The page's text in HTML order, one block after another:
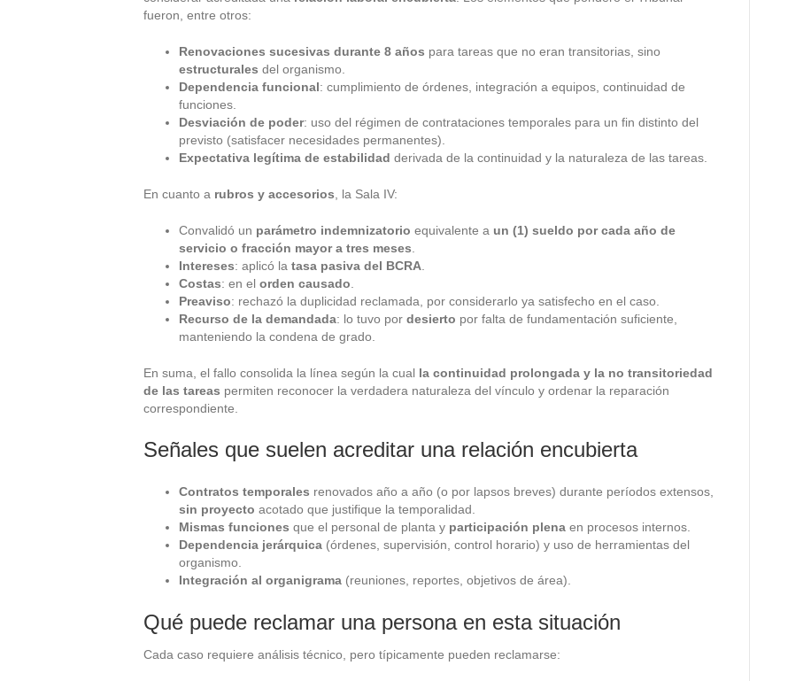
fueron, entre otros:
Renovaciones sucesivas durante 8 años para tareas que no eran transitorias, sino
estructurales del organismo.
Dependencia funcional: cumplimiento de órdenes, integración a equipos, continuidad de
funciones.
Desviación de poder: uso del régimen de contrataciones temporales para un fin distinto del
previsto (satisfacer necesidades permanentes).
Expectativa legítima de estabilidad derivada de la continuidad y la naturaleza de las tareas.
En cuanto a rubros y accesorios , la Sala IV:
Convalidó un parámetro indemnizatorio equivalente a un (1) sueldo por cada año de
servicio o fracción mayor a tres meses
Intereses: aplicó la tasa pasiva del BCRA
Costas: en el orden causado
Preaviso: rechazó la duplicidad reclamada, por considerarlo ya satisfecho en el caso.
Recurso de la demandada: lo tuvo por desierto por falta de fundamentación suficiente,
manteniendo la condena de grado.
En suma, el fallo consolida la línea según la cual la continuidad prolongada y la no transitoriedad
de las tareas permiten reconocer la verdadera naturaleza del vínculo y ordenar la reparación
correspondiente.
Señales que suelen acreditar una relación encubierta
Contratos temporales renovados año a año (o por lapsos breves) durante períodos extensos,
sin proyecto acotado que justifique la temporalidad.
Mismas funciones que el personal de planta y participación plena en procesos internos.
Dependencia jerárquica (órdenes, supervisión, control horario) y uso de herramientas del
organismo.
Integración al organigrama (reuniones, reportes, objetivos de área).
Qué puede reclamar una persona en esta situación
Cada caso requiere análisis técnico, pero típicamente pueden reclamarse: